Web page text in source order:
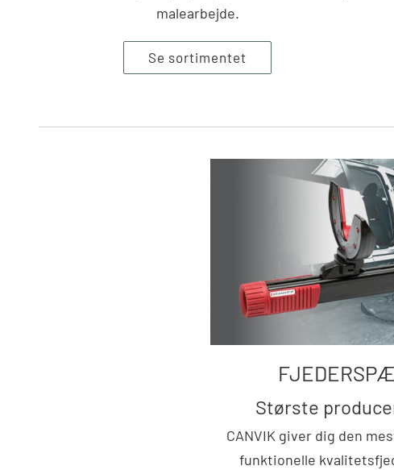
malearbejde.
Se sortimentet
Største
CANVIK giver dig den
funktionelle